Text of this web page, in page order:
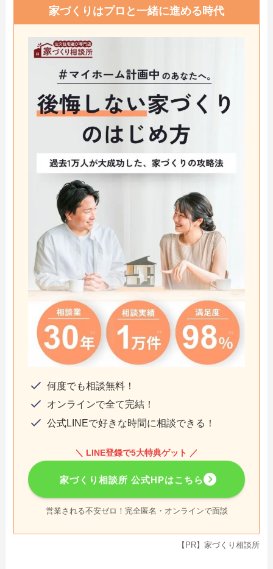
家づくりはプロと一緒に進める時代
何度でも相談無料！
オンラインで全て完結！
公式LINEで好きな時間に相談できる！
＼ LINE登録で5大特典ゲット ／
家づくり相談所 公式HPはこちら
営業される不安ゼロ！完全匿名・オンラインで面談
【PR】家づくり相談所